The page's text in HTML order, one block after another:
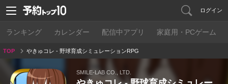
ログイン
ランキング カレンダー 配信中アプリ 家庭用・PCゲーム
TOP やきゅコレ - 野球育成シミュレーションRPG
SMILE-LAB CO., LTD.